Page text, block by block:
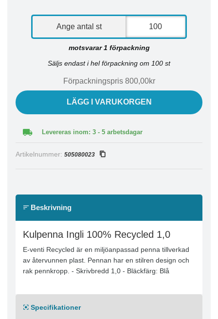
Ange antal st
motsvarar 1 förpackning
Säljs endast i hel förpackning om 100 st
Förpackningspris 800,00kr
LÄGG I VARUKORGEN
Levereras inom: 3 - 5 arbetsdagar
Artikelnummer: 505080023
Beskrivning
Kulpenna Ingli 100% Recycled 1,0
E-venti Recycled är en miljöanpassad penna tillverkad
av återvunnen plast. Pennan har en stilren design och
rak pennkropp. - Skrivbredd 1,0 - Bläckfärg: Blå
Specifikationer